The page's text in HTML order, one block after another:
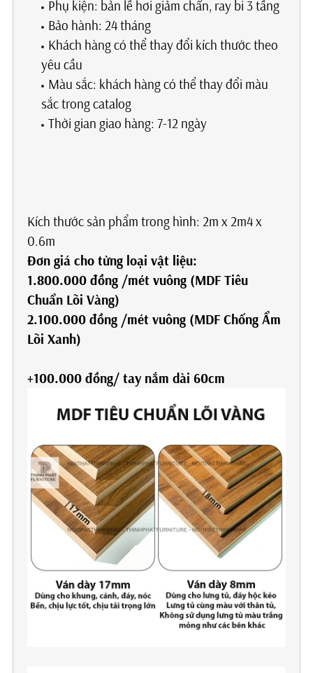
Phụ kiện: bản lề hơi giảm chấn, ray bi 3 tầng
Bảo hành: 24 tháng
Khách hàng có thể thay đổi kích thước theo
yêu cầu
Màu sắc: khách hàng có thể thay đổi màu
sắc trong catalog
Thời gian giao hàng: 7-12 ngày
Kích thước sản phẩm trong hình: 2m x 2m4 x
0.6m
Đơn giá cho từng loại vật liệu:
1.800.000 đồng /mét vuông (MDF Tiêu
Chuẩn Lõi Vàng)
2.100.000 đồng /mét vuông (MDF Chống Ẩm
Lõi Xanh)
+100.000 đồng/ tay nắm dài 60cm